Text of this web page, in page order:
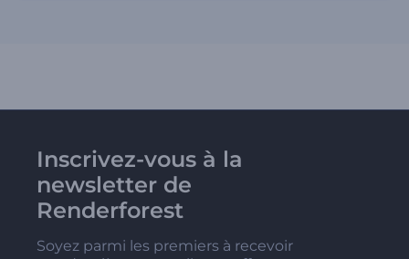
Inscrivez-vous à la
newsletter de
Renderforest
Soyez parmi les premiers à recevoir